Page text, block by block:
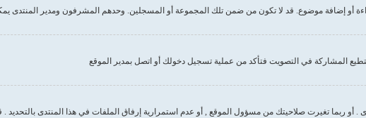
أو إضافة موضوع. قد لا تكون من ضمن تلك المجموعة أو المسجلين. وحدهم المشرفون ومدير المنتدى
المشاركة في التصويت فتأكد من عملية تسجيل دخولك أو اتصل بمدير الموقع
أو ربما تغيرت صلاحيتك من مسؤول الموقع , أو عدم استمرارية إرفاق الملفات في هذا المنتدى